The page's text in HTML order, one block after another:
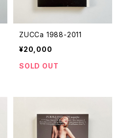
ZUCCa 1988-2011
¥20,000
SOLD OUT